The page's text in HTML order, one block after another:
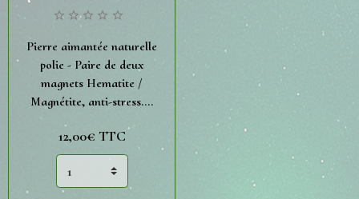
Pierre aimantée naturelle
polie - Paire de deux
magnets Hematite /
Magnétite, anti-stress....
12,00€ TTC